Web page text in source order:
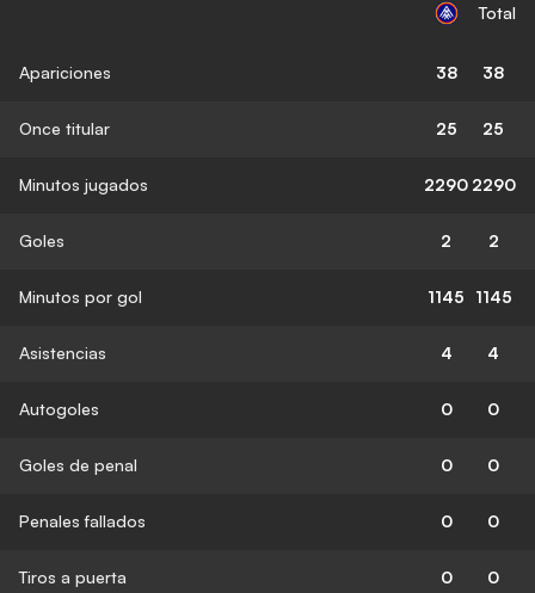
Total
Apariciones 38 38
Once titular 25 25
Minutos jugados 2290 2290
Goles 2 2
Minutos por gol 1145 1145
Asistencias 4 4
Autogoles 0 0
Goles de penal 0 0
Penales fallados 0 0
Tiros a puerta 0 0